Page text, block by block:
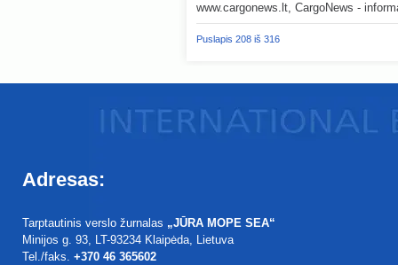
www.cargonews.lt, CargoNews -
Puslapis 208 iš 316
Adresas:
Tarptautinis verslo žurnalas „JŪRA MOPE SEA“
Minijos g. 93 , LT-93234 Klaipėda, Lietuva
Tel./faks. +370 46 365602